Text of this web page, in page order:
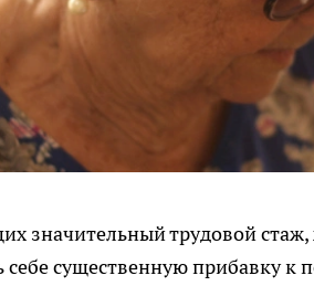
значительный трудовой
существенную прибавку